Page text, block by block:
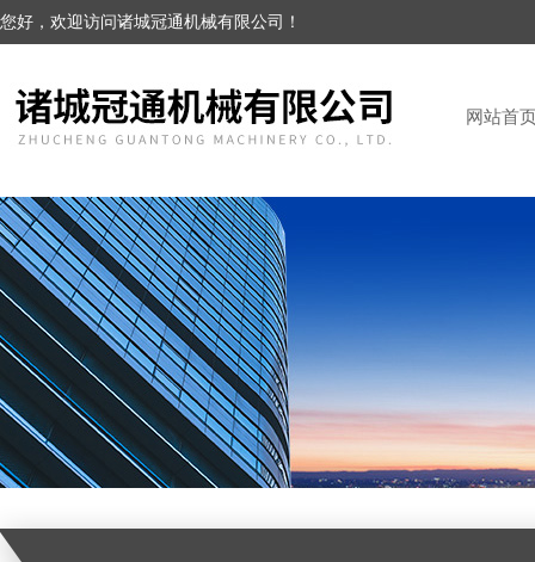
您好，欢迎访问诸城冠通机械有限公司！
网站首